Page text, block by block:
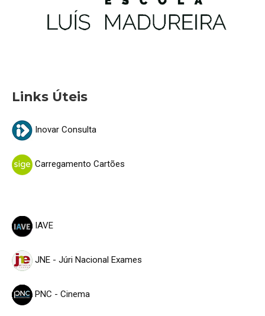
Links Úteis
Inovar Consulta
Carregamento Cartões
IAVE
JNE - Júri Nacional Exames
PNC - Cinema